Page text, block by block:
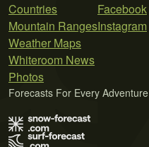
Countries
Mountain Ranges
Weather Maps
Whiteroom News
Photos
Facebook
Instagram
Forecasts For Every Adventure